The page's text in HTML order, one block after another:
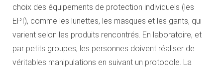
choix des équipements de protection individuels (les
EPI), comme les lunettes, les masques et les gants, qui
varient selon les produits rencontrés. En laboratoire, et
par petits groupes, les personnes doivent réaliser de
véritables manipulations en suivant un protocole. La